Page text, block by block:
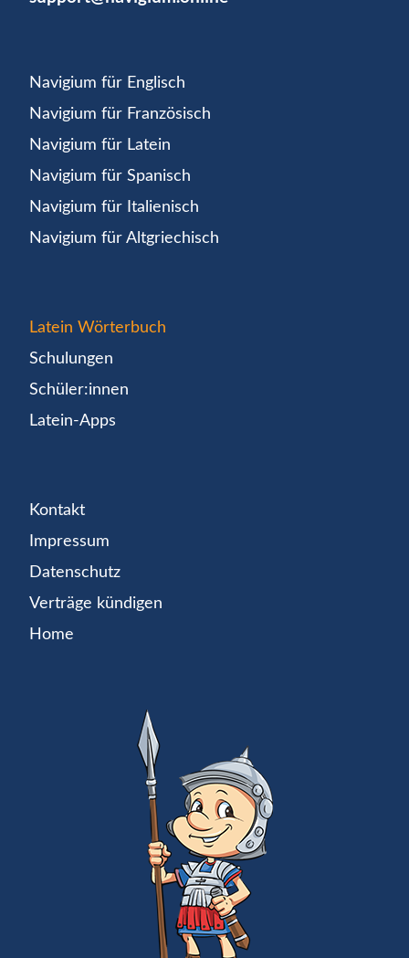
Navigium für Englisch
Navigium für Französisch
Navigium für Latein
Navigium für Spanisch
Navigium für Italienisch
Navigium für Altgriechisch
Latein Wörterbuch
Schulungen
Schüler:innen
Latein-Apps
Kontakt
Impressum
Datenschutz
Verträge kündigen
Home